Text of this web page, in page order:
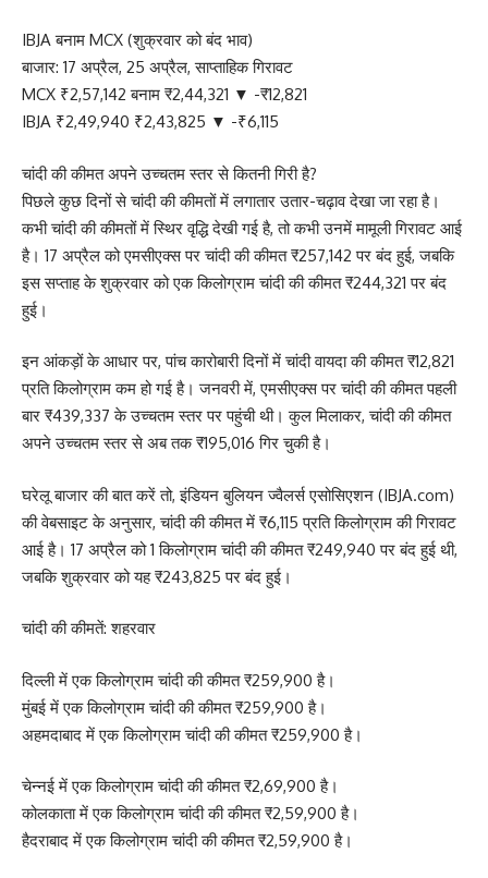
IBJA बनाम MCX (शुक्रवार को बंद भाव)
बाजार: 17 अप्रैल, 25 अप्रैल, साप्ताहिक गिरावट
MCX ₹2,57,142 बनाम ₹2,44,321 ▼ -₹12,821
IBJA ₹2,49,940 ₹2,43,825 ▼ -₹6,115
चांदी की कीमत अपने उच्चतम स्तर से कितनी गिरी है?
पिछले कुछ दिनों से चांदी की कीमतों में लगातार उतार-चढ़ाव देखा जा रहा है।
कभी चांदी की कीमतों में स्थिर वृद्धि देखी गई है, तो कभी उनमें मामूली गिरावट आई
है। 17 अप्रैल को एमसीएक्स पर चांदी की कीमत ₹257,142 पर बंद हुई, जबकि
इस सप्ताह के शुक्रवार को एक किलोग्राम चांदी की कीमत ₹244,321 पर बंद
हुई।
इन आंकड़ों के आधार पर, पांच कारोबारी दिनों में चांदी वायदा की कीमत ₹12,821
प्रति किलोग्राम कम हो गई है। जनवरी में, एमसीएक्स पर चांदी की कीमत पहली
बार ₹439,337 के उच्चतम स्तर पर पहुंची थी। कुल मिलाकर, चांदी की कीमत
अपने उच्चतम स्तर से अब तक ₹195,016 गिर चुकी है।
घरेलू बाजार की बात करें तो, इंडियन बुलियन ज्वैलर्स एसोसिएशन (IBJA.com)
की वेबसाइट के अनुसार, चांदी की कीमत में ₹6,115 प्रति किलोग्राम की गिरावट
आई है। 17 अप्रैल को 1 किलोग्राम चांदी की कीमत ₹249,940 पर बंद हुई थी,
जबकि शुक्रवार को यह ₹243,825 पर बंद हुई।
चांदी की कीमतें: शहरवार
दिल्ली में एक किलोग्राम चांदी की कीमत ₹259,900 है।
मुंबई में एक किलोग्राम चांदी की कीमत ₹259,900 है।
अहमदाबाद में एक किलोग्राम चांदी की कीमत ₹259,900 है।
चेन्नई में एक किलोग्राम चांदी की कीमत ₹2,69,900 है।
कोलकाता में एक किलोग्राम चांदी की कीमत ₹2,59,900 है।
हैदराबाद में एक किलोग्राम चांदी की कीमत ₹2,59,900 है।